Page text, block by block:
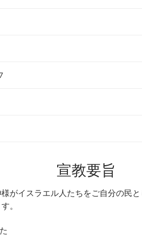
宣教要旨
がイスラエル人たちをご自分の民
。